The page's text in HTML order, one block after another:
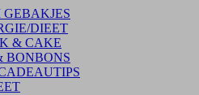
DIEET
& CAKE
BONBONS